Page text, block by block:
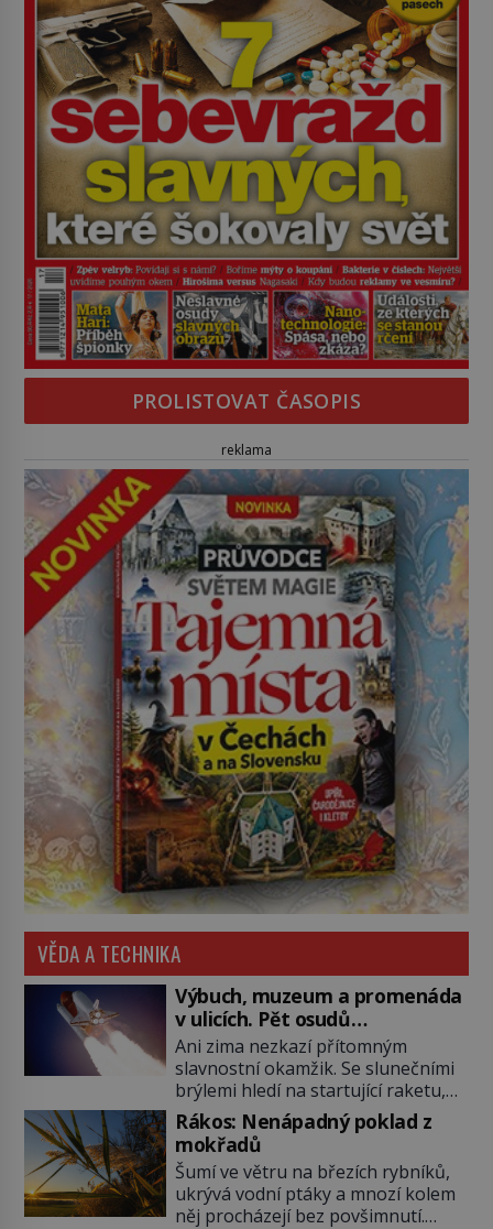
PROLISTOVAT ČASOPIS
reklama
VĚDA A TECHNIKA
Výbuch, muzeum a promenáda
v ulicích. Pět osudů
nejslavnějších raketoplánů
Ani zima nezkazí přítomným
slavnostní okamžik. Se slunečními
brýlemi hledí na startující raketu,
která má do vesmíru vynést kromě
posádky také obyčejnou učitelku.
Po několika sekundách všem
ztuhnou úsměvy, stroj totiž
exploduje. Jejich konstrukce není
z levného kraje, daňové poplatníky
Rákos: Nenápadný poklad z
mokřadů
Šumí ve větru na březích rybníků,
ukrývá vodní ptáky a mnozí kolem
něj procházejí bez povšimnutí.